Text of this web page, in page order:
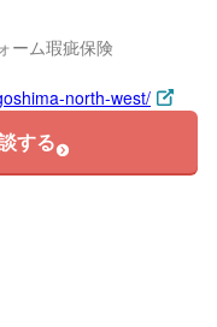
ーム瑕疵保険
north-west/
する